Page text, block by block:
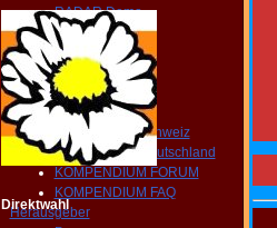
RADAR Demo
Präsentation
Broschüre
Vorwort
RADAR Support
RADAR Archibel
Radarservice Schweiz
Radarservice Deutschland
KOMPENDIUM FORUM
KOMPENDIUM FAQ
Herausgeber
Direktwahl